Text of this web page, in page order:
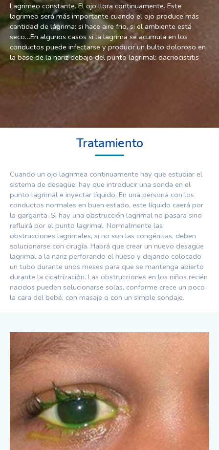
Lagrimeo constante. El ojo llora continuamente. Este
lagrimeo será más importante cuando el ojo produce más
cantidad de lágrima: si hace aire frio, si el ambiente está
seco…En algunos casos si la lagrima se acumula en los
conductos puede infectarse y producir un bulto doloroso en
la base de la nariz debajo del punto lagrimal: dacriocistitis
Tratamiento
Cuando un ojo lagrimea continuamente hay que estudiar el
sistema de desagüe: hay que introducir una sonda en el
punto lagrimal e inyectar líquido. En una persona con los
conductos normales en buen estado, este líquido caerá por
la garganta. Si hay una obstrucción lagrimal no pasara sino
refluirá por el punto lagrimal. Normalmente las
obstrucciones lagrimales, si no son las congénitas, deben
solucionarse con cirugía. Habrá que crear un nuevo desagüe
lagrimal a la nariz perforando el hueso y dejando colocado
un tubo durante unos meses para que se mantenga abierto
durante la cicatrización. Las obstrucciones en los niños recién
nacidos pueden solucionarse solas, conforme crece un poco
la cara del bebé, con masaje o con un simple sondaje.